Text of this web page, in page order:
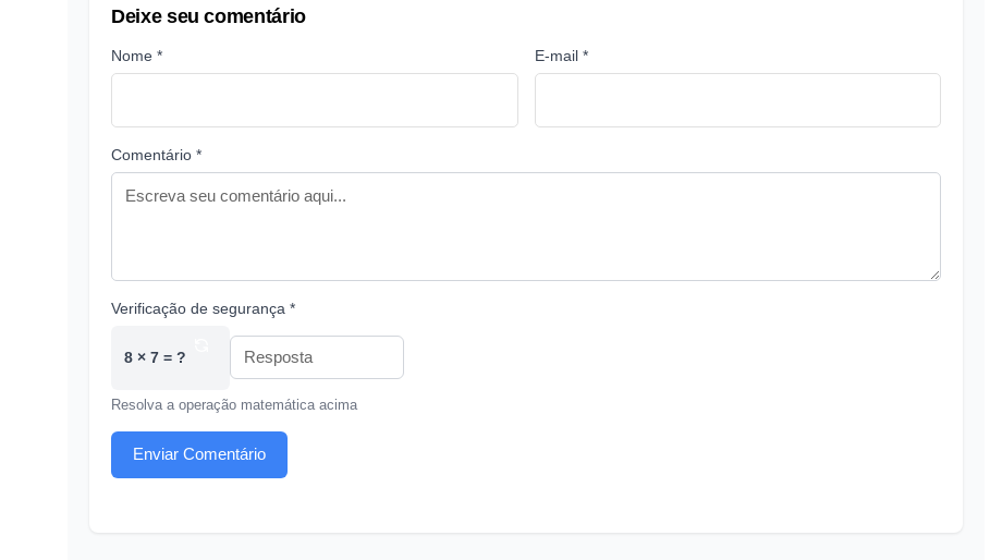
Deixe seu comentário
Nome * E-mail *
Comentário *
Verificação de segurança *
8 × 7 = ?
Resolva a operação matemática acima
Enviar Comentário